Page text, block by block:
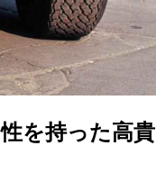
を持った高貴